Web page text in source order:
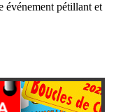
événement pétillant et